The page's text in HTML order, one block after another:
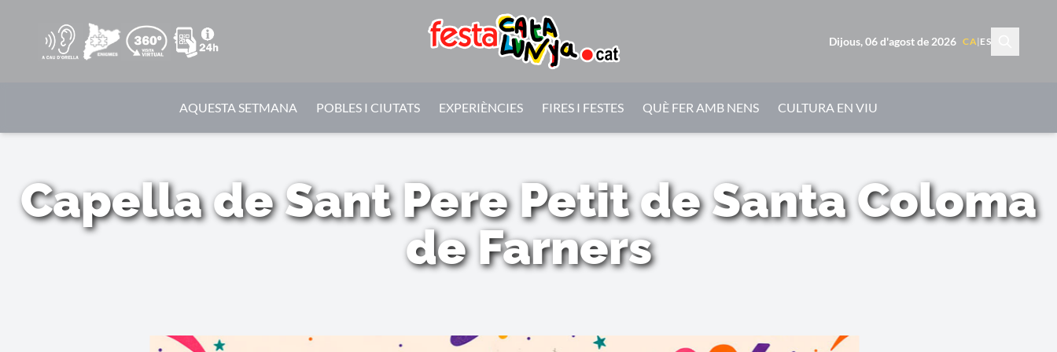
Dijous, 06 d'agost de 2026 CA| ES
AQUESTA SETMANA POBLES I CIUTATS EXPERIÈNCIES FIRES I FESTES QUÈ FER AMB NENS CULTURA EN VIU
Capella de Sant Pere Petit de Santa Coloma
de Farners